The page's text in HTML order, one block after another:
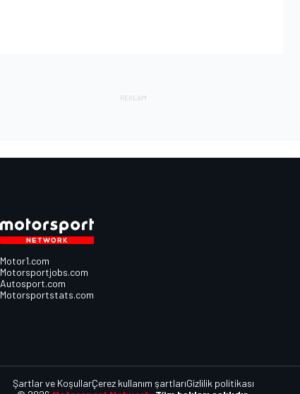
Motor1.com
Motorsportjobs.com
Autosport.com
Motorsportstats.com
Şartlar ve KoşullarÇerez kullanım şartlarıGizlilik politikası